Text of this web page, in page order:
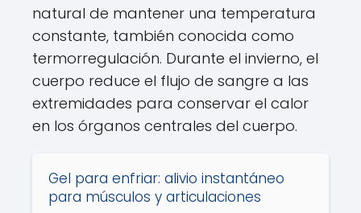
natural de mantener una temperatura
constante, también conocida como
termorregulación. Durante el invierno, el
cuerpo reduce el flujo de sangre a las
extremidades para conservar el calor
en los órganos centrales del cuerpo.
Gel para enfriar: alivio instantáneo
para músculos y articulaciones